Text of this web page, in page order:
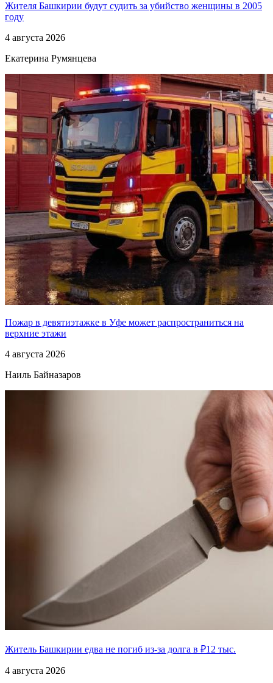
Жителя Башкирии будут судить за убийство женщины в 2005
году
4 августа 2026
Екатерина Румянцева
Пожар в девятиэтажке в Уфе может распространиться на
верхние этажи
4 августа 2026
Наиль Байназаров
Житель Башкирии едва не погиб из-за долга в ₽12 тыс.
4 августа 2026